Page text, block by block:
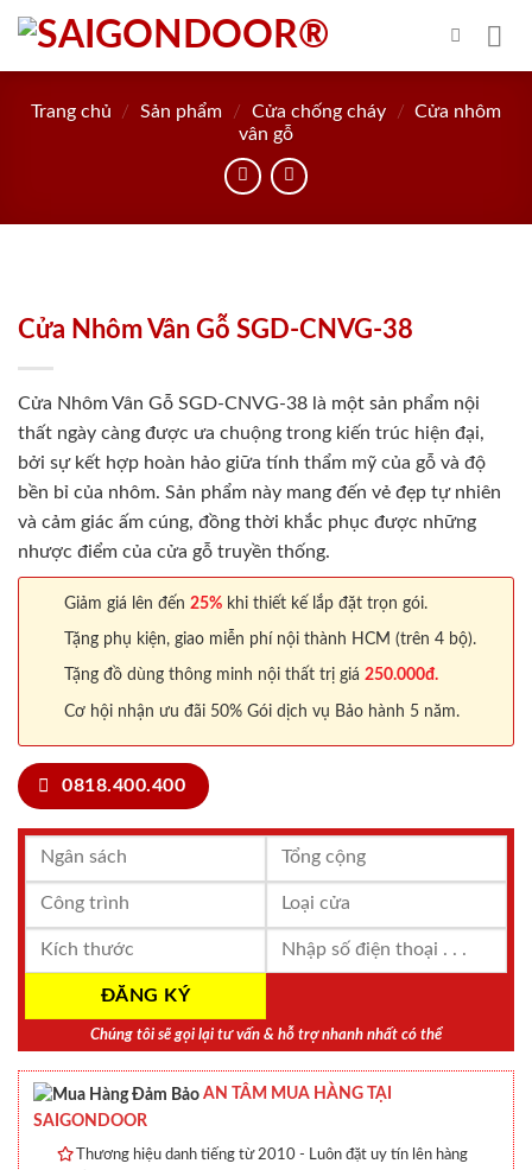
Skip
content
Trang chủ / Sản phẩm / Cửa chống cháy / Cửa nhôm
vân gỗ
Cửa Nhôm Vân Gỗ SGD-CNVG-38
Cửa Nhôm Vân Gỗ SGD-CNVG-38 là một sản phẩm nội
thất ngày càng được ưa chuộng trong kiến trúc hiện đại,
bởi sự kết hợp hoàn hảo giữa tính thẩm mỹ của gỗ và độ
bền bỉ của nhôm. Sản phẩm này mang đến vẻ đẹp tự nhiên
và cảm giác ấm cúng, đồng thời khắc phục được những
nhược điểm của cửa gỗ truyền thống.
Giảm giá lên đến 25% khi thiết kế lắp đặt trọn gói.
Tặng phụ kiện, giao miễn phí nội thành HCM (trên 4 bộ).
Tặng đồ dùng thông minh nội thất trị giá 250.000đ.
Cơ hội nhận ưu đãi 50% Gói dịch vụ Bảo hành 5 năm.
0818.400.400
Chúng tôi sẽ gọi lại tư vấn & hỗ trợ nhanh nhất có thể
AN TÂM MUA HÀNG TẠI
SAIGONDOOR
Thương hiệu danh tiếng từ 2010 - Luôn đặt uy tín lên hàng